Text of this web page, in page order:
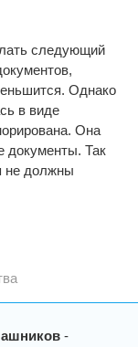
следующий
Однако
в виде
Она
документы. Так
не должны
-